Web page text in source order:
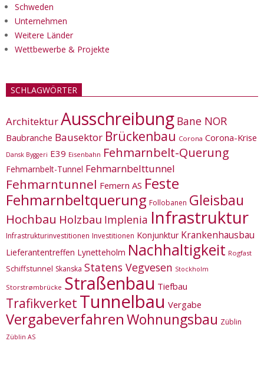
Schweden
Unternehmen
Weitere Länder
Wettbewerbe & Projekte
SCHLAGWÖRTER
ArchitekturAusschreibung Bane NOR
Baubranche Bausektor Brückenbau Corona Corona-Krise
Dansk Byggeri E39 Eisenbahn Fehmarnbelt-Querung
Fehmarnbelt-Tunnel Fehmarnbelttunnel
Fehmarntunnel Femern AS Feste
Fehmarnbeltquerung Follobanen Gleisbau
Hochbau Holzbau Implenia Infrastruktur
Infrastrukturinvestitionen Investitionen Konjunktur Krankenhausbau
Lieferantentreffen Lynetteholm Nachhaltigkeit Rogfast
Schiffstunnel Skanska Statens Vegvesen Stockholm
Storstrømbrücke Straßenbau Tiefbau
Trafikverket Tunnelbau Vergabe
VergabeverfahrenWohnungsbau Züblin
Züblin AS